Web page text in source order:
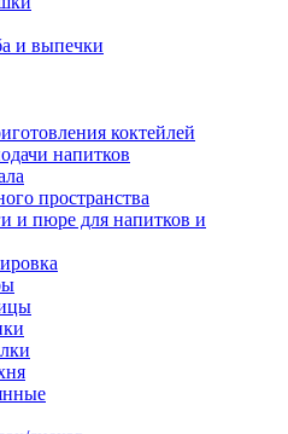
и выпечки
коктейлей
напитков
пространства
и пюре для напитков и